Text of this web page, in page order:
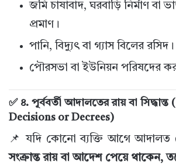
জমি চাষাবাদ, ঘরবাড়ি নির্মাণ বা
প্রমাণ।
পানি, বিদ্যুৎ বা গ্যাস বিলের রসিদ।
পৌরসভা বা ইউনিয়ন পরিষদের কর
✅ ৪. পূর্ববর্তী আদালতের রায় বা
Decisions or Decrees)
📌 যদি কোনো ব্যক্তি আগে আদালত
সংক্রান্ত রায় বা আদেশ পেয়ে থাকেন,